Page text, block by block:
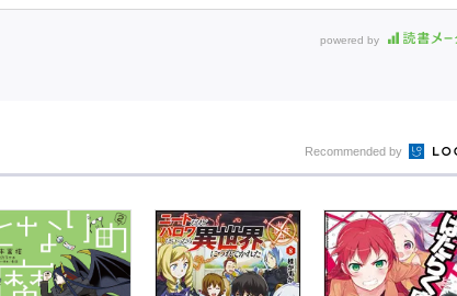
powered by
Recommended by